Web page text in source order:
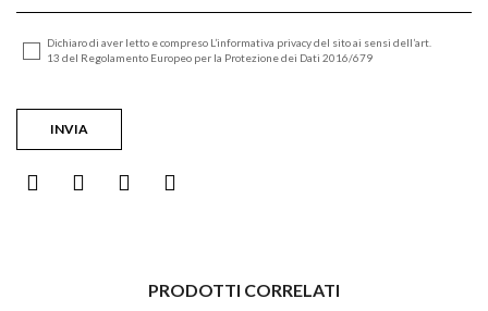
Dichiaro di aver letto e compreso L’informativa privacy del sito ai sensi dell’art.
13 del Regolamento Europeo per la Protezione dei Dati 2016/679
PRODOTTI CORRELATI